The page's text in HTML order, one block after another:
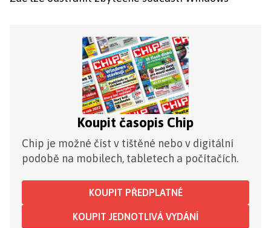
Koupit časopis Chip
Chip je možné číst v tištěné nebo v digitální
podobě na mobilech, tabletech a počítačích.
KOUPIT PŘEDPLATNÉ
KOUPIT JEDNOTLIVÁ VYDÁNÍ